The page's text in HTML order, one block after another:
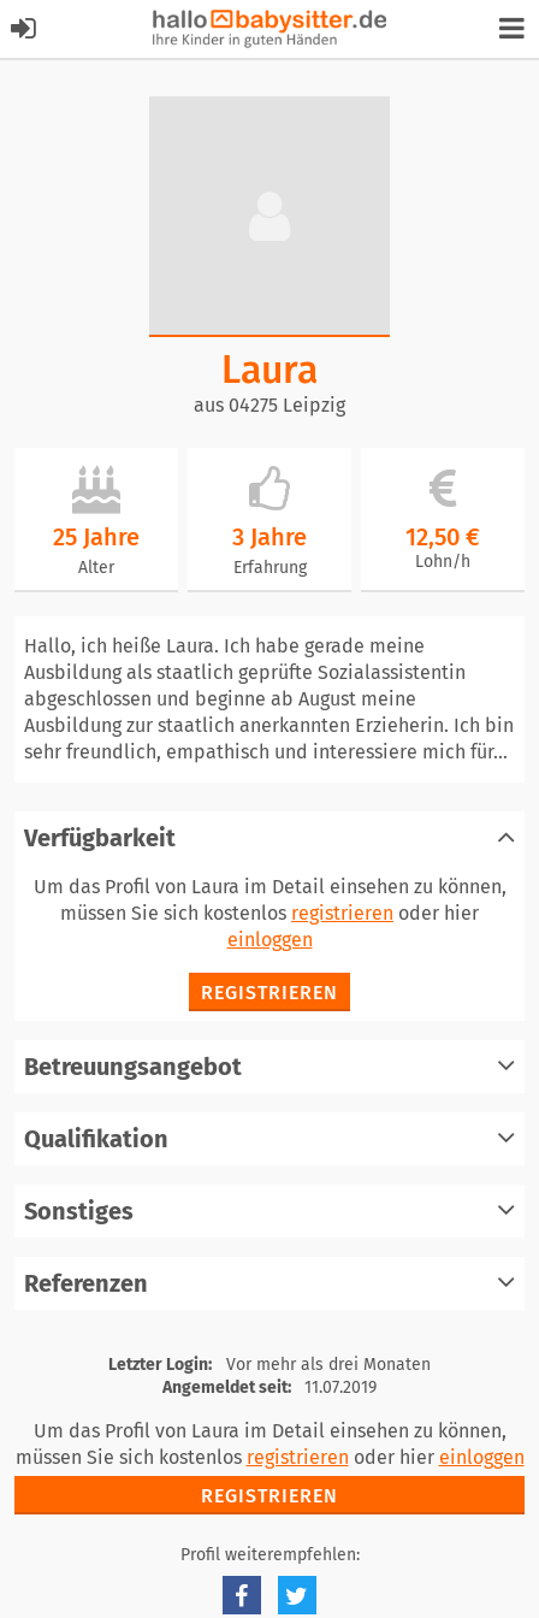
Laura
aus 04275 Leipzig
25 Jahre
Alter
3 Jahre
Erfahrung
12,50 €
Lohn/h
Hallo, ich heiße Laura. Ich habe gerade meine
Ausbildung als staatlich geprüfte Sozialassistentin
abgeschlossen und beginne ab August meine
Ausbildung zur staatlich anerkannten Erzieherin. Ich bin
sehr freundlich, empathisch und interessiere mich für...
Verfügbarkeit
Um das Profil von Laura im Detail einsehen zu können,
müssen Sie sich kostenlos registrieren oder hier
einloggen
REGISTRIEREN
Betreuungsangebot
Qualifikation
Sonstiges
Referenzen
registrieren
einloggen
Letzter Login:
Vor mehr als drei Monaten
Angemeldet seit:
11.07.2019
Um das Profil von Laura im Detail einsehen zu können,
müssen Sie sich kostenlos registrieren oder hier einloggen
REGISTRIEREN
Profil weiterempfehlen: